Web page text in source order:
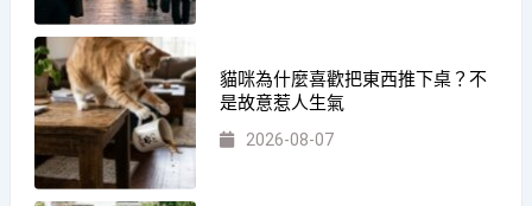
貓咪為什麼喜歡把東西推下桌？不
是故意惹人生氣
2026-08-07